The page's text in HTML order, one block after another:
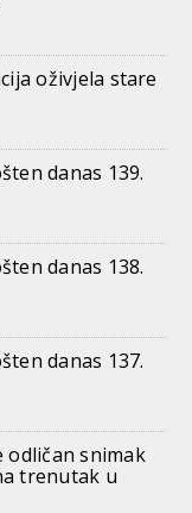
oživjela stare
danas 139.
danas 138.
danas 137.
odličan snimak
trenutak u